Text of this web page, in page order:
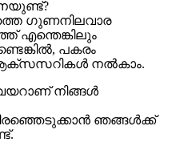
ഗുണനിലവാര
എന്തെങ്കിലും
പകരം
നൽകാം.
നിങ്ങൾ
ഞങ്ങൾക്ക്